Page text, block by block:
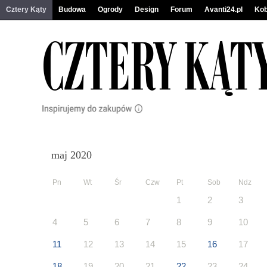
Cztery Kąty Budowa Ogrody Design Forum Avanti24.pl
maj 2020
Pn Wt Śr Czw Pt Sob Ndz
1 2 3
4 5 6 7 8 9 10
11 12 13 14 15 16 17